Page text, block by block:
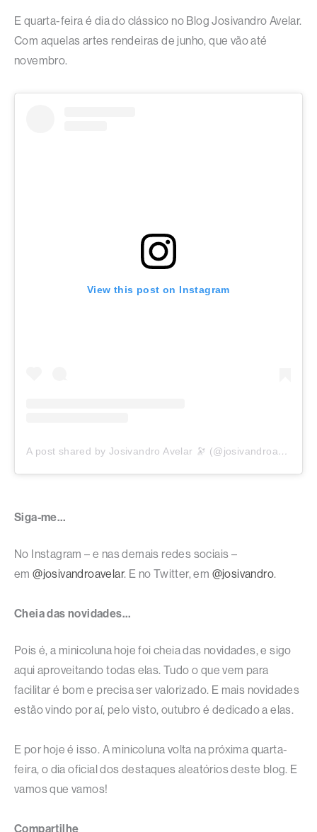
E quarta-feira é dia do clássico no Blog Josivandro Avelar.
Com aquelas artes rendeiras de junho, que vão até
novembro.
View this post on Instagram
A post shared by Josivandro Avelar 🔭 (@josivandroavelar)
Siga-me…
No Instagram – e nas demais redes sociais –
em@josivandroavelar. E no Twitter, em @josivandro.
Cheia das novidades…
Pois é, a minicoluna hoje foi cheia das novidades, e sigo
aqui aproveitando todas elas. Tudo o que vem para
facilitar é bom e precisa ser valorizado. E mais novidades
estão vindo por aí, pelo visto, outubro é dedicado a elas.
E por hoje é isso. A minicoluna volta na próxima quarta-
feira, o dia oficial dos destaques aleatórios deste blog. E
vamos que vamos!
Compartilhe